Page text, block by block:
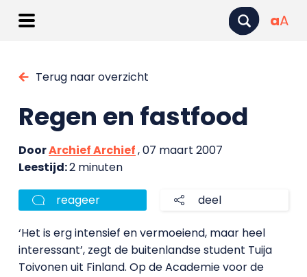
aA
Terug naar overzicht
Regen en fastfood
DoorArchief Archief, 07 maart 2007
Leestijd:2 minuten
reageer deel
‘Het is erg intensief en vermoeiend, maar heel
interessant’, zegt de buitenlandse student Tuija
Toivonen uit Finland. Op de Academie voor de